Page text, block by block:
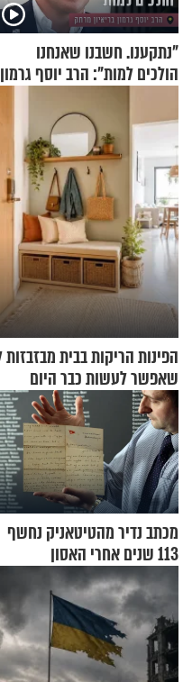
"נתקענו. חשבנו שאנחנו
הולכים למות": הרב יוסף גרמון
שאפשר לעשות כבר היום
מכתב נדיר מהטיטאניק נחשף
113 שנים אחרי האסון